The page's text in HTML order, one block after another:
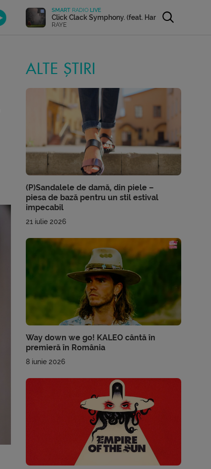
SMART RADIO LIVE
Click Clack Symphony. (feat. Hans Zimmer)
RAYE
ALTE ȘTIRI
(P)Sandalele de damă, din piele –
piesa de bază pentru un stil estival
impecabil
21 iulie 2026
Way down we go! KALEO cântă în
premieră în România
8 iunie 2026